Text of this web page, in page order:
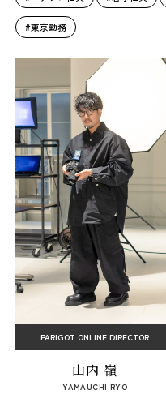
#東京勤務
PARIGOT ONLINE DIRECTOR
山内 嶺
YAMAUCHI RYO